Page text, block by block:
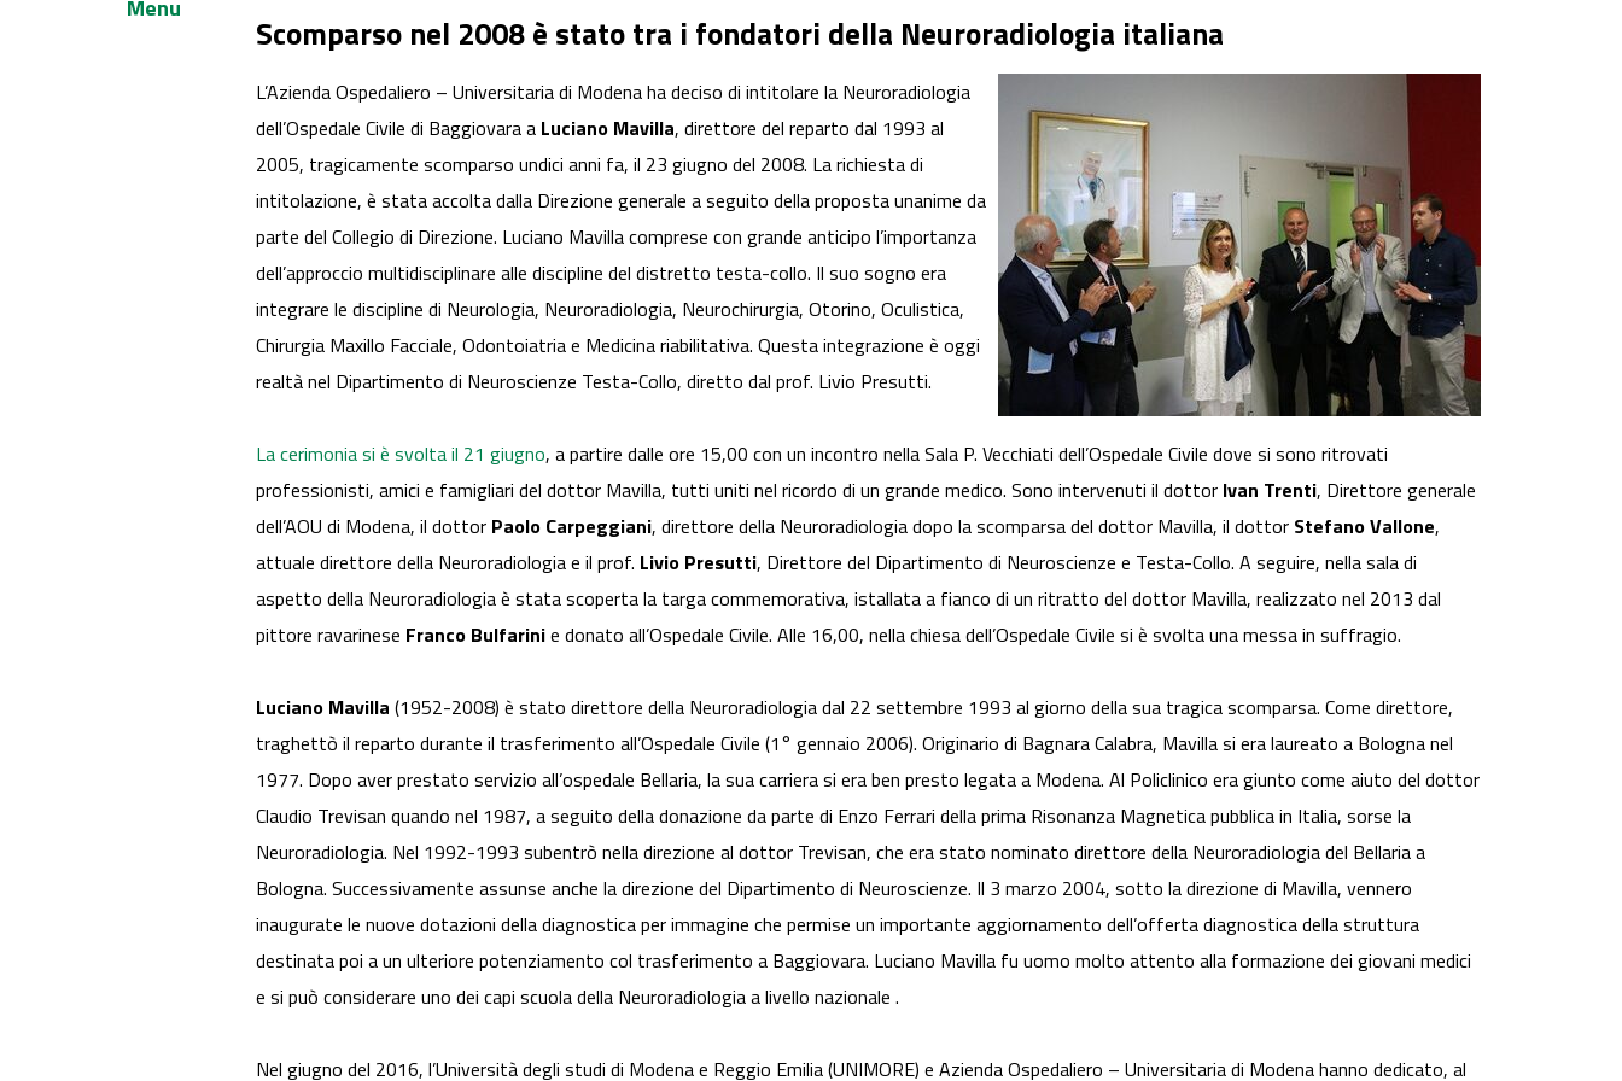
Menu
Scomparso nel 2008 è stato tra i fondatori della Neuroradiologia italiana
L’Azienda Ospedaliero – Universitaria di Modena ha deciso di intitolare la Neuroradiologia
dell’Ospedale Civile di Baggiovara a Luciano Mavilla, direttore del reparto dal 1993 al
2005, tragicamente scomparso undici anni fa, il 23 giugno del 2008. La richiesta di
intitolazione, è stata accolta dalla Direzione generale a seguito della proposta unanime da
parte del Collegio di Direzione. Luciano Mavilla comprese con grande anticipo l’importanza
dell’approccio multidisciplinare alle discipline del distretto testa-collo. Il suo sogno era
integrare le discipline di Neurologia, Neuroradiologia, Neurochirurgia, Otorino, Oculistica,
Chirurgia Maxillo Facciale, Odontoiatria e Medicina riabilitativa. Questa integrazione è oggi
realtà nel Dipartimento di Neuroscienze Testa-Collo, diretto dal prof. Livio Presutti.
La cerimonia si è svolta il 21 giugno, a partire dalle ore 15,00 con un incontro nella Sala P. Vecchiati dell’Ospedale Civile dove si sono ritrovati
professionisti, amici e famigliari del dottor Mavilla, tutti uniti nel ricordo di un grande medico. Sono intervenuti il dottor Ivan Trenti, Direttore generale
dell’AOU di Modena, il dottor Paolo Carpeggiani, direttore della Neuroradiologia dopo la scomparsa del dottor Mavilla, il dottor Stefano Vallone,
attuale direttore della Neuroradiologia e il prof. Livio Presutti, Direttore del Dipartimento di Neuroscienze e Testa-Collo. A seguire, nella sala di
aspetto della Neuroradiologia è stata scoperta la targa commemorativa, istallata a fianco di un ritratto del dottor Mavilla, realizzato nel 2013 dal
pittore ravarinese Franco Bulfarinie donato all’Ospedale Civile. Alle 16,00, nella chiesa dell’Ospedale Civile si è svolta una messa in suffragio.
Luciano Mavilla (1952-2008) è stato direttore della Neuroradiologia dal 22 settembre 1993 al giorno della sua tragica scomparsa. Come direttore,
traghettò il reparto durante il trasferimento all’Ospedale Civile (1° gennaio 2006). Originario di Bagnara Calabra, Mavilla si era laureato a Bologna nel
1977. Dopo aver prestato servizio all’ospedale Bellaria, la sua carriera si era ben presto legata a Modena. Al Policlinico era giunto come aiuto del dottor
Claudio Trevisan quando nel 1987, a seguito della donazione da parte di Enzo Ferrari della prima Risonanza Magnetica pubblica in Italia, sorse la
Neuroradiologia. Nel 1992-1993 subentrò nella direzione al dottor Trevisan, che era stato nominato direttore della Neuroradiologia del Bellaria a
Bologna. Successivamente assunse anche la direzione del Dipartimento di Neuroscienze. Il 3 marzo 2004, sotto la direzione di Mavilla, vennero
inaugurate le nuove dotazioni della diagnostica per immagine che permise un importante aggiornamento dell’offerta diagnostica della struttura
destinata poi a un ulteriore potenziamento col trasferimento a Baggiovara. Luciano Mavilla fu uomo molto attento alla formazione dei giovani medici
e si può considerare uno dei capi scuola della Neuroradiologia a livello nazionale .
Nel giugno del 2016, l’Università degli studi di Modena e Reggio Emilia (UNIMORE) e Azienda Ospedaliero – Universitaria di Modena hanno dedicato, al